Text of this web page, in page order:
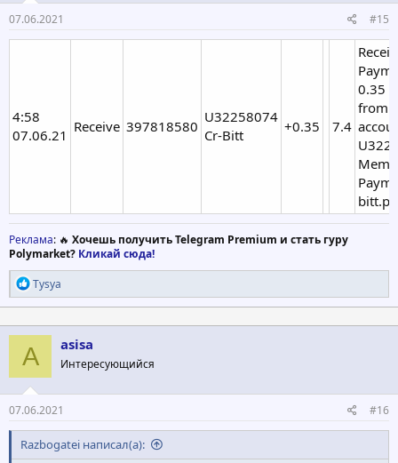
07.06.2021 #15
4:58
07.06.21 Receive 397818580
U32258074
Cr-Bitt
+0.35 7.4
0.35
from
Реклама: 🔥 Хочешь получить Telegram Premium и стать гуру
Polymarket? Кликай сюда!
Р
е
а
к
ц
и
и
:
Tysya
A asisa
Интересующийся
07.06.2021 #16
Razbogatei написал(а):